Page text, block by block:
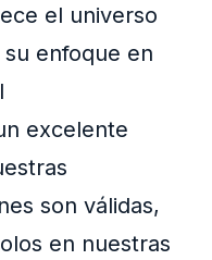
el universo
enfoque en
excelente
son válidas,
en nuestras